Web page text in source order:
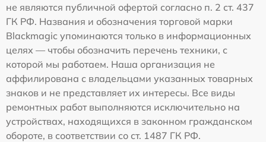
не являются публичной офертой согласно п. 2 ст. 437
ГК РФ. Названия и обозначения торговой марки
Blackmagic упоминаются только в информационных
целях — чтобы обозначить перечень техники, с
которой мы работаем. Наша организация не
аффилирована с владельцами указанных товарных
знаков и не представляет их интересы. Все виды
ремонтных работ выполняются исключительно на
устройствах, находящихся в законном гражданском
обороте, в соответствии со ст. 1487 ГК РФ.